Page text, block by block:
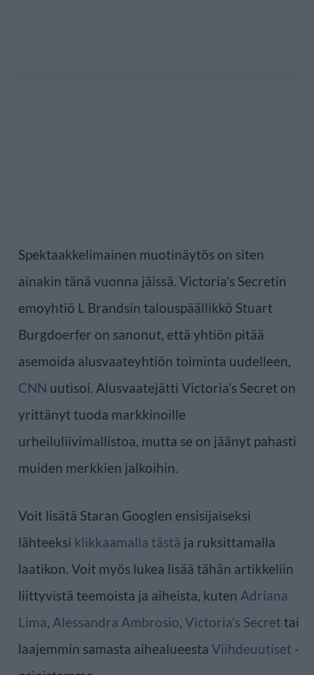
Spektaakkelimainen muotinäytös on siten
ainakin tänä vuonna jäissä. Victoria’s Secretin
emoyhtiö L Brandsin talouspäällikkö Stuart
Burgdoerfer on sanonut, että yhtiön pitää
asemoida alusvaateyhtiön toiminta uudelleen,
CNN uutisoi. Alusvaatejätti Victoria’s Secret on
yrittänyt tuoda markkinoille
urheiluliivimallistoa, mutta se on jäänyt pahasti
muiden merkkien jalkoihin.
Voit lisätä Staran Googlen ensisijaiseksi
lähteeksi klikkaamalla tästä ja ruksittamalla
laatikon. Voit myös lukea lisää tähän artikkeliin
liittyvistä teemoista ja aiheista, kuten Adriana
Lima, Alessandra Ambrosio, Victoria's Secrettai
laajemmin samasta aihealueesta Viihdeuutiset -